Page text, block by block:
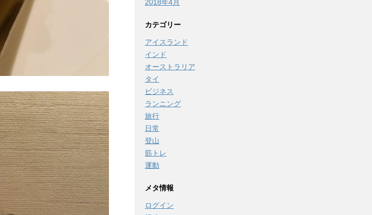
2018年4月
カテゴリー
アイスランド
インド
オーストラリア
タイ
ビジネス
ランニング
旅行
日常
登山
筋トレ
運動
メタ情報
ログイン